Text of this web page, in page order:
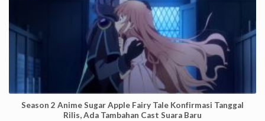
Season 2 Anime Sugar Apple Fairy Tale Konfirmasi Tanggal
Rilis, Ada Tambahan Cast Suara Baru